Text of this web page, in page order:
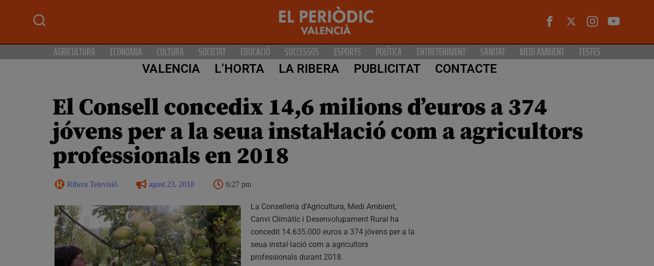
AGRICULTURA ECONOMIA CULTURA SOCIETAT EDUCACIÓ SUCCESSOS ESPORTS POLÍTICA ENTRETENIMENT SANITAT MEDI AMBIENT FESTES
VALENCIA L’HORTA LA RIBERA PUBLICITAT CONTACTE
El Consell concedix 14,6 milions d’euros a 374
jóvens per a la seua instal·lació com a agricultors
professionals en 2018
Ribera Televisió agost 23, 2018 6:27 pm
La Conselleria d’Agricultura, Medi Ambient,
Canvi Climàtic i Desenvolupament Rural ha
concedit 14.635.000 euros a 374 jóvens per a la
seua instal·lació com a agricultors
professionals durant 2018.